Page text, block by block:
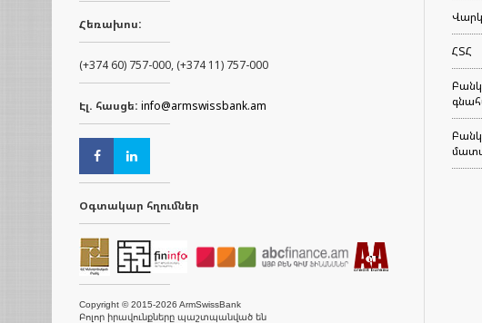
Հեռախոս:
(+374 60) 757-000, (+374 11) 757-000
Էլ. հասցե: info@armswissbank.am
Օգտակար հղումներ
Copyright © 2015-2026 ArmSwissBank
Բոլոր իրավունքները պաշտպանված են
ՀՏՀ